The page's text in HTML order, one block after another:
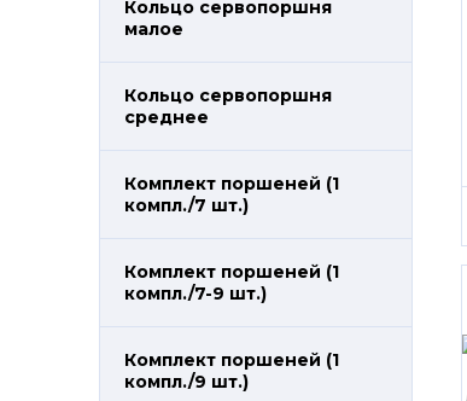
Кольцо сервопоршня
малое
Кольцо сервопоршня
среднее
Комплект поршеней (1
компл./7 шт.)
Комплект поршеней (1
компл./7-9 шт.)
Комплект поршеней (1
компл./9 шт.)